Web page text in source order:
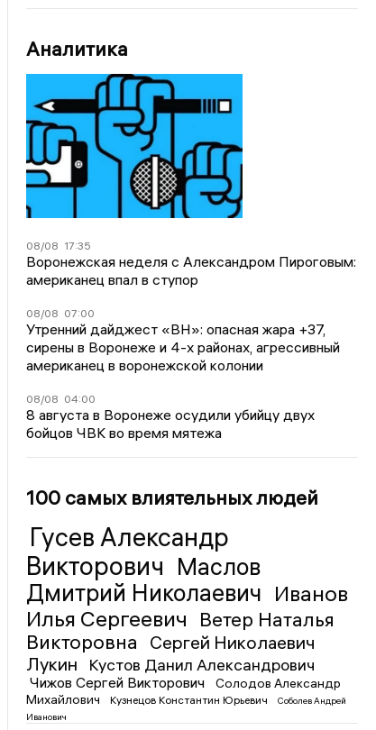
Аналитика
08/08 17:35
Воронежская неделя с Александром Пироговым:
американец впал в ступор
08/08 07:00
Утренний дайджест «ВН»: опасная жара +37,
сирены в Воронеже и 4-х районах, агрессивный
американец в воронежской колонии
08/08 04:00
8 августа в Воронеже осудили убийцу двух
бойцов ЧВК во время мятежа
100 самых влиятельных людей
Гусев Александр
Викторович Маслов
Дмитрий Николаевич Иванов
Илья Сергеевич
Ветер Наталья
Викторовна
Сергей Николаевич
Лукин
Кустов Данил Александрович
Чижов Сергей Викторович
Солодов Александр
Михайлович
Кузнецов Константин Юрьевич
Соболев Андрей
Иванович